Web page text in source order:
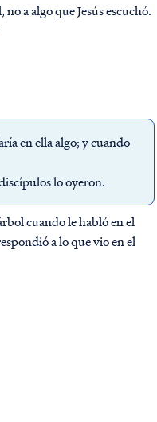
a algo que Jesús escuchó.
en ella algo; y cuando
lo oyeron.
cuando le habló en el
a lo que vio en el